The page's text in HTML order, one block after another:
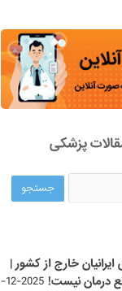
پزشکی
خارج از کشور |
درمان نیست!
2025-12-